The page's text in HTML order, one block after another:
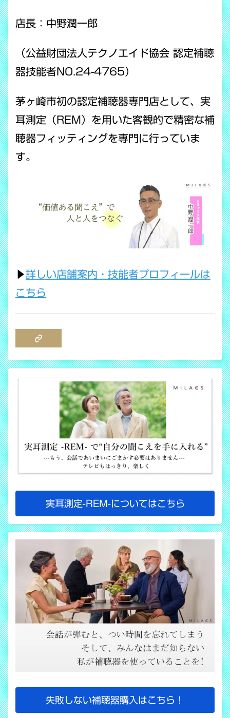
店長：中野潤一郎
（公益財団法人テクノエイド協会 認定補聴
器技能者NO.24-4765）
茅ヶ崎市初の認定補聴器専門店として、実
耳測定（REM）を用いた客観的で精密な補
聴器フィッティングを専門に行っていま
す。
▶詳しい店舗案内・技能者プロフィールは
こちら
実耳測定-REM-についてはこちら
失敗しない補聴器購入はこちら！